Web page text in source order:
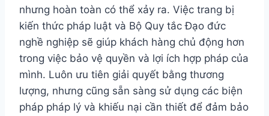
nhưng hoàn toàn có thể xảy ra. Việc trang bị
kiến thức pháp luật và Bộ Quy tắc Đạo đức
nghề nghiệp sẽ giúp khách hàng chủ động hơn
trong việc bảo vệ quyền và lợi ích hợp pháp của
mình. Luôn ưu tiên giải quyết bằng thương
lượng, nhưng cũng sẵn sàng sử dụng các biện
pháp pháp lý và khiếu nại cần thiết để đảm bảo